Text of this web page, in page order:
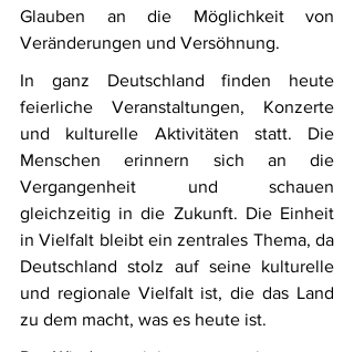
Glauben an die Möglichkeit von
Veränderungen und Versöhnung.
In ganz Deutschland finden heute
feierliche Veranstaltungen, Konzerte
und kulturelle Aktivitäten statt. Die
Menschen erinnern sich an die
Vergangenheit und schauen
gleichzeitig in die Zukunft. Die Einheit
in Vielfalt bleibt ein zentrales Thema, da
Deutschland stolz auf seine kulturelle
und regionale Vielfalt ist, die das Land
zu dem macht, was es heute ist.